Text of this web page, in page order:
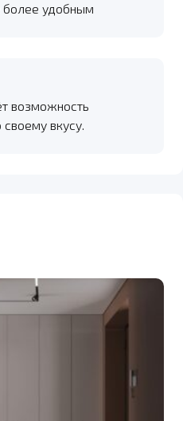
более удобным
возможность
вкусу.